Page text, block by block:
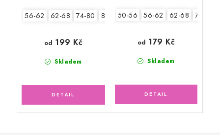
56-62 62-68 74-80 80-86
Skladem
od 199 Kč
50-56 56-62 62-68 74-80
Skladem
od 179 Kč